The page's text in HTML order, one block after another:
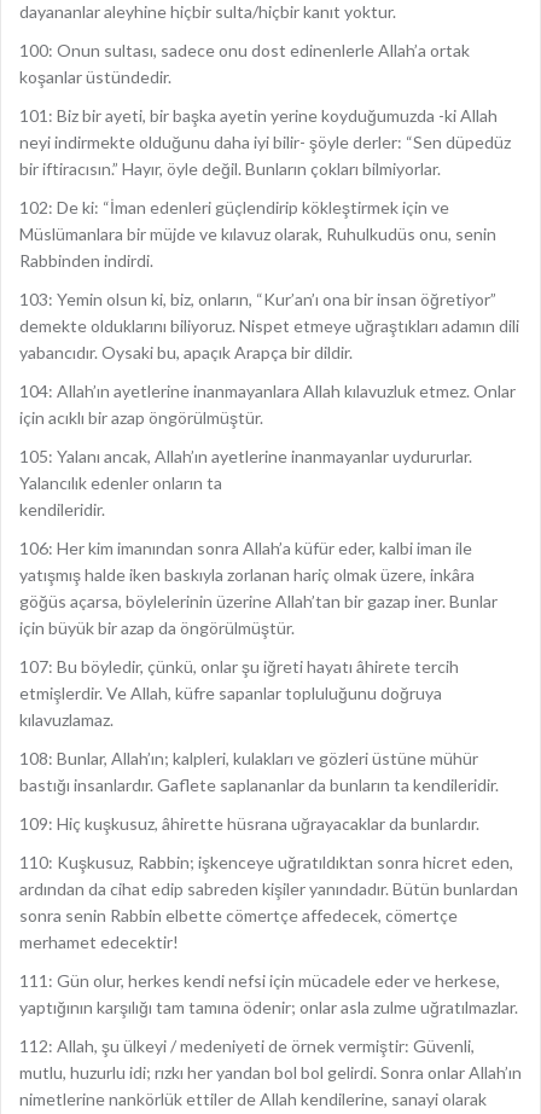
dayananlar aleyhine hiçbir sulta/hiçbir kanıt yoktur.
100: Onun sultası, sadece onu dost edinenlerle Allah’a ortak
koşanlar üstündedir.
101: Biz bir ayeti, bir başka ayetin yerine koyduğumuzda -ki Allah
neyi indirmekte olduğunu daha iyi bilir- şöyle derler: “Sen düpedüz
bir iftiracısın.” Hayır, öyle değil. Bunların çokları bilmiyorlar.
102: De ki: “İman edenleri güçlendirip kökleştirmek için ve
Müslümanlara bir müjde ve kılavuz olarak, Ruhulkudüs onu, senin
Rabbinden indirdi.
103: Yemin olsun ki, biz, onların, “Kur’an’ı ona bir insan öğretiyor”
demekte olduklarını biliyoruz. Nispet etmeye uğraştıkları adamın dili
yabancıdır. Oysaki bu, apaçık Arapça bir dildir.
104: Allah’ın ayetlerine inanmayanlara Allah kılavuzluk etmez. Onlar
için acıklı bir azap öngörülmüştür.
105: Yalanı ancak, Allah’ın ayetlerine inanmayanlar uydururlar.
Yalancılık edenler onların ta
kendileridir.
106: Her kim imanından sonra Allah’a küfür eder, kalbi iman ile
yatışmış halde iken baskıyla zorlanan hariç olmak üzere, inkâra
göğüs açarsa, böylelerinin üzerine Allah’tan bir gazap iner. Bunlar
için büyük bir azap da öngörülmüştür.
107: Bu böyledir, çünkü, onlar şu iğreti hayatı âhirete tercih
etmişlerdir. Ve Allah, küfre sapanlar topluluğunu doğruya
kılavuzlamaz.
108: Bunlar, Allah’ın; kalpleri, kulakları ve gözleri üstüne mühür
bastığı insanlardır. Gaflete saplananlar da bunların ta kendileridir.
109: Hiç kuşkusuz, âhirette hüsrana uğrayacaklar da bunlardır.
110: Kuşkusuz, Rabbin; işkenceye uğratıldıktan sonra hicret eden,
ardından da cihat edip sabreden kişiler yanındadır. Bütün bunlardan
sonra senin Rabbin elbette cömertçe affedecek, cömertçe
merhamet edecektir!
111: Gün olur, herkes kendi nefsi için mücadele eder ve herkese,
yaptığının karşılığı tam tamına ödenir; onlar asla zulme uğratılmazlar.
112: Allah, şu ülkeyi / medeniyeti de örnek vermiştir: Güvenli,
mutlu, huzurlu idi; rızkı her yandan bol bol gelirdi. Sonra onlar Allah’ın
nimetlerine nankörlük ettiler de Allah kendilerine, sanayi olarak